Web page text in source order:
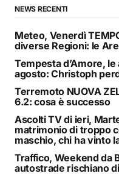
NEWS RECENTI
Meteo, Venerdì
diverse Regioni: le
Tempesta d’Amore,
agosto: Christoph
Terremoto NUOVA
6.2: cosa è successo
Ascolti TV di ieri,
matrimonio di troppo
maschio, chi ha vinto
Traffico, Weekend da
autostrade rischiano